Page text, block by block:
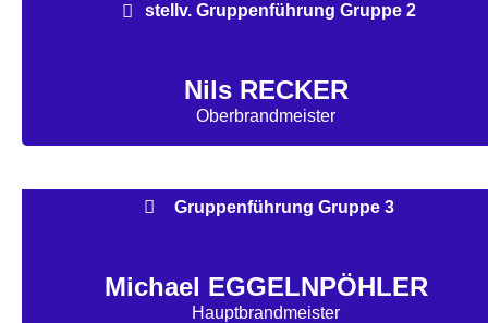
stellv. Gruppenführung Gruppe 2
Nils RECKER
Oberbrandmeister
Gruppenführung Gruppe 3
Michael EGGELNPÖHLER
Hauptbrandmeister